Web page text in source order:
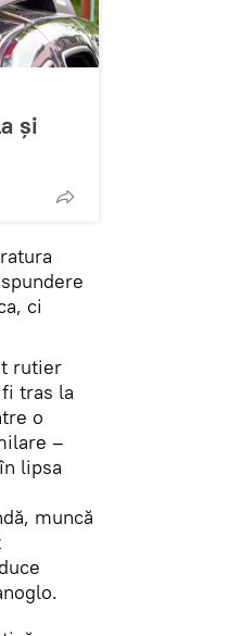
și
ci
rutier
tras la
o
–
lipsa
muncă